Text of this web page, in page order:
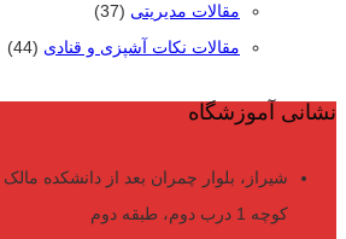
مقالات مدیریتی (37)
مقالات نکات آشپزی و قنادی (44)
نشانی آموزشگاه
شیراز، بلوار چمران بعد از دانشکده
کوچه 1 درب دوم، طبقه دوم